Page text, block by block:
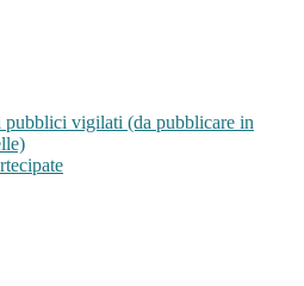
pubblici vigilati (da pubblicare in